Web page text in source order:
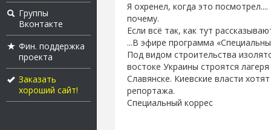
Группы
Вконтакте
Фин. поддержка
проекта
Заказать
хороший сайт!
Я охренел, когда это
почему.
Если всё так, как тут
...В эфире программа
Под видом строительства
востоке Украины строятся
Славянске. Киевские власти
репортажа.
Специальный коррес